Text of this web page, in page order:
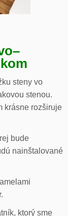
–
steny vo
stenou.
krásne rozširuje
bude
nainštalované
ktorý sme